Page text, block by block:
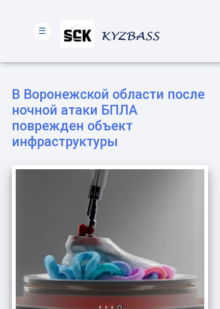
В Воронежской области после
ночной атаки БПЛА
поврежден объект
инфраструктуры
☰